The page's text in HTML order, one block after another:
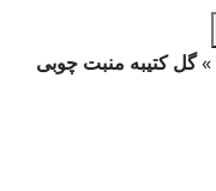
گل کتیبه منبت چوبی